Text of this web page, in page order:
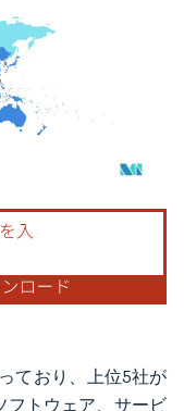
の表示が必要です。
ており、上位5社が
フトウェア、サービ